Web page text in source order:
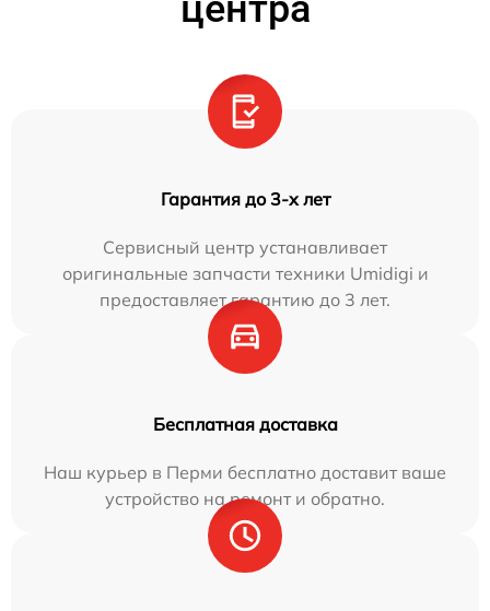
Гарантия до 3-х лет
Сервисный центр устанавливает
оригинальные запчасти техники Umidigi и
предоставляет гарантию до 3 лет.
Бесплатная доставка
Наш курьер в Перми бесплатно доставит ваше
устройство на ремонт и обратно.